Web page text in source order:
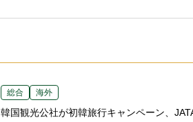
総合 海外
韓国観光公社が初韓旅行キャンペーン、